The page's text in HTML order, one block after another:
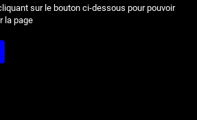
sur le bouton ci-dessous pour pouvoir
la page